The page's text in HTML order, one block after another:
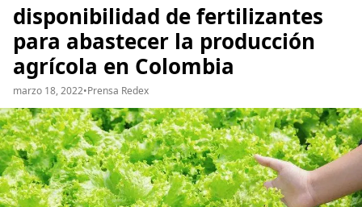
disponibilidad de fertilizantes
para abastecer la producción
agrícola en Colombia
marzo 18, 2022•Prensa Redex